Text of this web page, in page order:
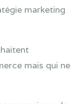
marketing
mais qui ne